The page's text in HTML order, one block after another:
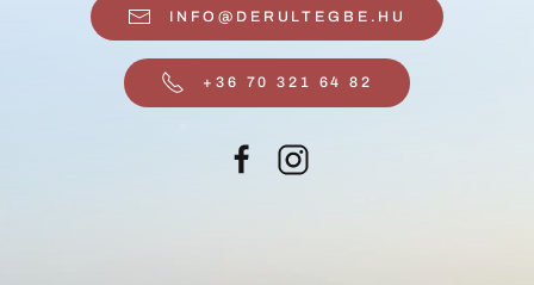
INFO@DERULTEGBE.HU
+36 70 321 64 82